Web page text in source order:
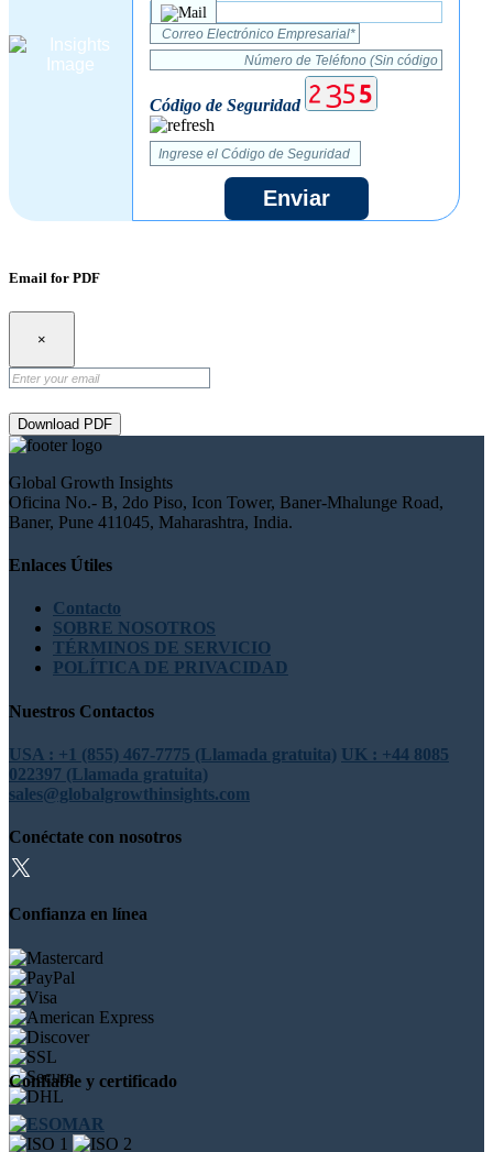
Código de Seguridad
Enviar
Email for PDF
×
Download PDF
Global Growth Insights
Oficina No.- B, 2do Piso, Icon Tower, Baner-Mhalunge Road,
Baner, Pune 411045, Maharashtra, India.
Enlaces Útiles
Contacto
SOBRE NOSOTROS
TÉRMINOS DE SERVICIO
POLÍTICA DE PRIVACIDAD
Nuestros Contactos
USA : +1 (855) 467-7775 (Llamada gratuita) UK : +44 8085
022397 (Llamada gratuita)
sales@globalgrowthinsights.com
Conéctate con nosotros
Confianza en línea
Confiable y certificado